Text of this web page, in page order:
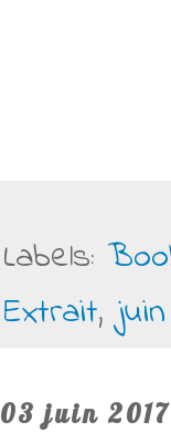
Labels:
Extrait,
03 juin 2017